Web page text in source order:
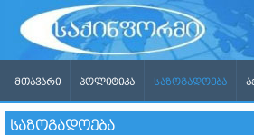
ᲛᲗᲐᲕᲐᲠᲘ ᲞᲝᲚᲘᲢᲘᲙᲐ ᲡᲐᲖᲝᲒᲐᲓᲝᲔᲑᲐ
ᲡᲐᲖᲝᲒᲐᲓᲝᲔᲑᲐ